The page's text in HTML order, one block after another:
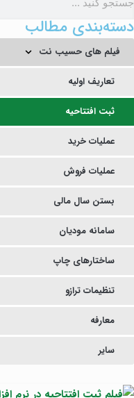
دسته‌بندی مطالب
فیلم های حسیب نت
تعاریف اولیه
ثبت افتتاحیه
عملیات خرید
عملیات فروش
بستن سال مالی
سامانه مودیان
ساختارهای چاپ
تنظیمات ترازو
معارفه
سایر